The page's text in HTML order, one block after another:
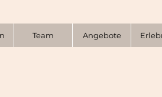
Team Angebote